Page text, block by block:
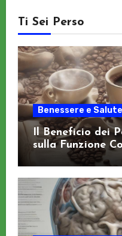
Ti Sei Perso
Benessere e Salute
Il Beneficio dei
sulla Funzione